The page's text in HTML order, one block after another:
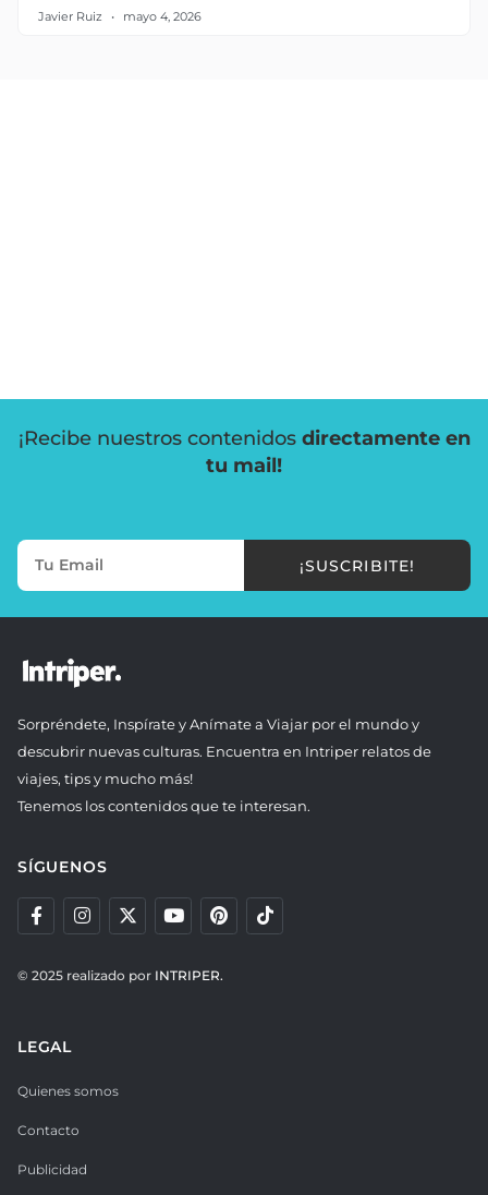
Javier Ruiz mayo 4, 2026
¡Recibe nuestros contenidos directamente en
tu mail!
¡SUSCRIBITE!
Sorpréndete, Inspírate y Anímate a Viajar por el mundo y
descubrir nuevas culturas. Encuentra en Intriper relatos de
viajes, tips y mucho más!
Tenemos los contenidos que te interesan.
SÍGUENOS
© 2025 realizado por INTRIPER.
LEGAL
Quienes somos
Contacto
Publicidad